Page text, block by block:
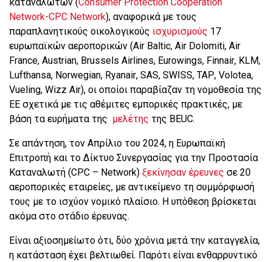
Network-CPC Network), αναφορικά με τους
παραπλανητικούς οικολογικούς ισχυρισμούς 17
ευρωπαϊκών αεροπορικών (Air Baltic, Air Dolomiti, Air
France, Austrian, Brussels Airlines, Eurowings, Finnair, KLM,
Lufthansa, Norwegian, Ryanair, SAS, SWISS, TAP, Volotea,
Vueling, Wizz Air), οι οποίοι παραβίαζαν τη νομοθεσία της
ΕΕ σχετικά με τις αθέμιτες εμπορικές πρακτικές, με
βάση τα ευρήματα της μελέτης της BEUC.
Σε απάντηση, τον Απρίλιο του 2024, η Ευρωπαϊκή
Επιτροπή και το Δίκτυο Συνεργασίας για την Προστασία
Καταναλωτή (CPC – Network) ξεκίνησαν έρευνες σε 20
αεροπορικές εταιρείες, με αντικείμενο τη συμμόρφωσή
τους με το ισχύον νομικό πλαίσιο. Η υπόθεση βρίσκεται
ακόμα στο στάδιο έρευνας.
Είναι αξιοσημείωτο ότι, δύο χρόνια μετά την καταγγελία,
η κατάσταση έχει βελτιωθεί. Παρότι είναι ενθαρρυντικό